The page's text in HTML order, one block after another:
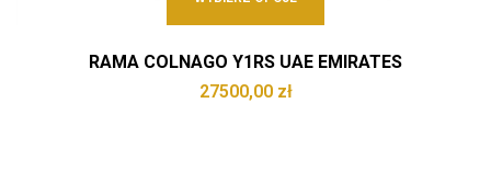
RAMA COLNAGO Y1RS UAE EMIRATES
27500,00 zł